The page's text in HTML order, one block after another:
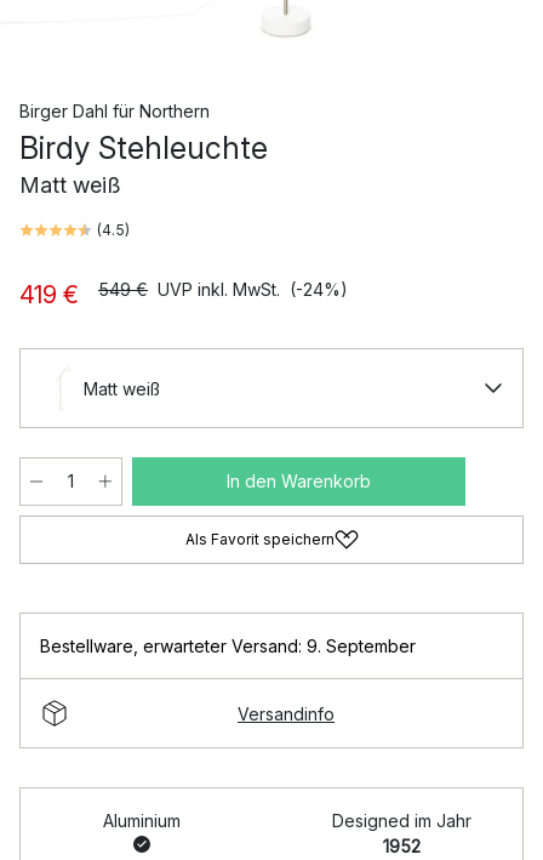
Birger Dahl für Northern
Birdy Stehleuchte
Matt weiß
(4.5)
419 € 549 € UVP inkl. MwSt. (-24%)
Matt weiß
In den Warenkorb
Als Favorit speichern
Bestellware erwarteter Versand: 9. September
Versandinfo
Aluminium
Designed im Jahr
1952